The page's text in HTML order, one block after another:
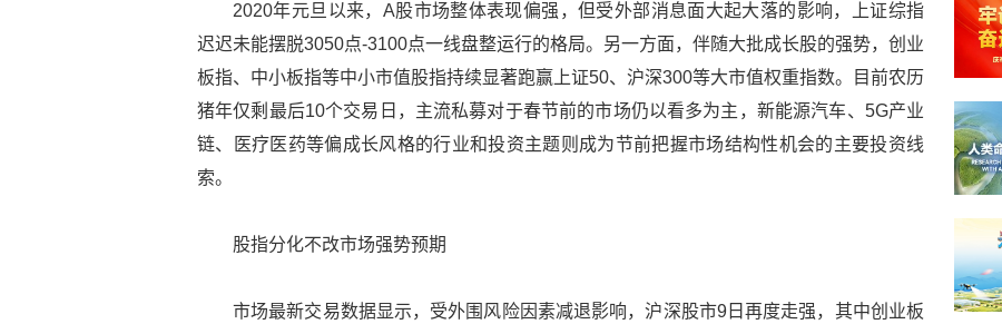
2020年元旦以来，A股市场整体表现偏强，但受外部消息面大起大落的影响，上证综指
迟迟未能摆脱3050点-3100点一线盘整运行的格局。另一方面，伴随大批成长股的强势，创业
板指、中小板指等中小市值股指持续显著跑赢上证50、沪深300等大市值权重指数。目前农历
猪年仅剩最后10个交易日，主流私募对于春节前的市场仍以看多为主，新能源汽车、5G产业
链、医疗医药等偏成长风格的行业和投资主题则成为节前把握市场结构性机会的主要投资线
索。
股指分化不改市场强势预期
市场最新交易数据显示，受外围风险因素减退影响，沪深股市9日再度走强，其中创业板